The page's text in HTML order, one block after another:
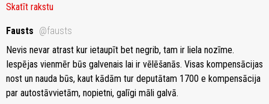
Skatīt rakstu
Fausts @fausts
Nevis nevar atrast kur ietaupīt bet negrib, tam ir liela nozīme.
Iespējas vienmēr būs galvenais lai ir vēlēšanās. Visas kompensācijas
nost un nauda būs, kaut kādām tur deputātam 1700 e kompensācija
par autostāvvietām, nopietni, galīgi māli galvā.